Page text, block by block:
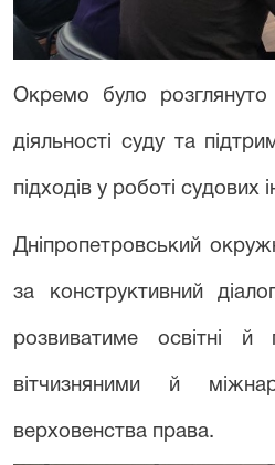
Окремо було розглянуто
діяльності суду та
підходів у роботі судових
Дніпропетровський
за конструктивний
розвиватиме освітні й
вітчизняними й
верховенства права.